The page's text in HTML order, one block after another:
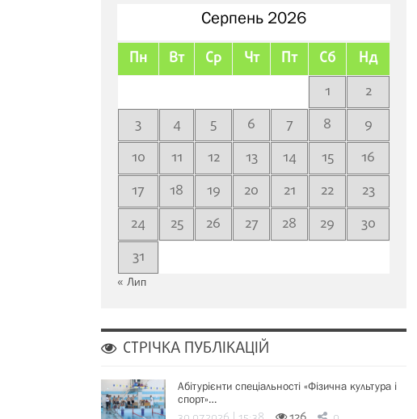
Серпень 2026
Пн Вт Ср Чт Пт Сб Нд
1
2
3
4 5 6 7 8
9
10
11 12 13 14 15
16
17
18 19 20 21 22
23
24
25 26 27 28 29
30
31
« Лип
СТРІЧКА ПУБЛІКАЦІЙ
Абітурієнти спеціальності «Фізична культура і
спорт»…